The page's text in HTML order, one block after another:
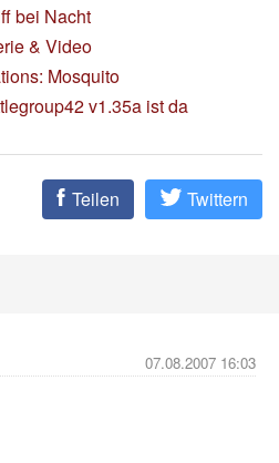
bei Nacht
& Video
Mosquito
v1.35a ist da
Teilen Twittern
07.08.2007 16:03